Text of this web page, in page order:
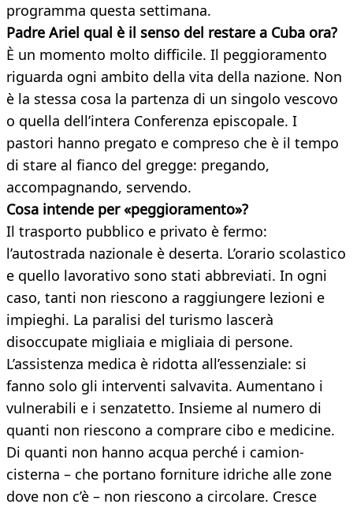
programma questa settimana.
Padre Ariel qual è il senso del restare a Cuba ora?
È un momento molto difficile. Il peggioramento
riguarda ogni ambito della vita della nazione. Non
è la stessa cosa la partenza di un singolo vescovo
o quella dell’intera Conferenza episcopale. I
pastori hanno pregato e compreso che è il tempo
di stare al fianco del gregge: pregando,
accompagnando, servendo.
Cosa intende per «peggioramento»?
Il trasporto pubblico e privato è fermo:
l’autostrada nazionale è deserta. L’orario scolastico
e quello lavorativo sono stati abbreviati. In ogni
caso, tanti non riescono a raggiungere lezioni e
impieghi. La paralisi del turismo lascerà
disoccupate migliaia e migliaia di persone.
L’assistenza medica è ridotta all’essenziale: si
fanno solo gli interventi salvavita. Aumentano i
vulnerabili e i senzatetto. Insieme al numero di
quanti non riescono a comprare cibo e medicine.
Di quanti non hanno acqua perché i camion-
cisterna – che portano forniture idriche alle zone
dove non c’è – non riescono a circolare. Cresce